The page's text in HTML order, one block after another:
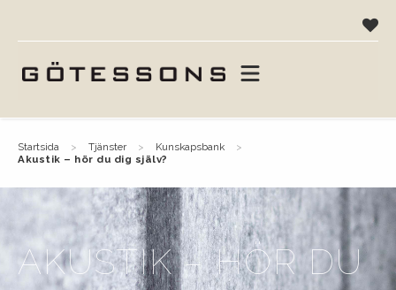
startsida tjänster
kunskapsbank
akustik – hör du dig själv?
AKUSTIK – HÖR DU